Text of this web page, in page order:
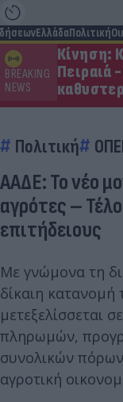
ΕλλάδαΠολιτική
BREAKING
NEWS
Κίνηση:
Πειραιά
Πολιτική
ΑΑΔΕ: Το νέο
αγρότες –
επιτήδειους
Με γνώμονα τη
δίκαιη
μετεξελίσσεται
πληρωμών,
συνολικών
αγροτική